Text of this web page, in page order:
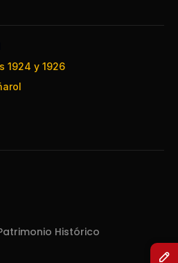
1924 y 1926
Histórico